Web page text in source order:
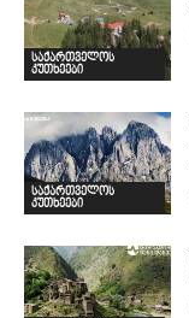
საქართველოს
კუთხეები
საქართველოს
კუთხეები